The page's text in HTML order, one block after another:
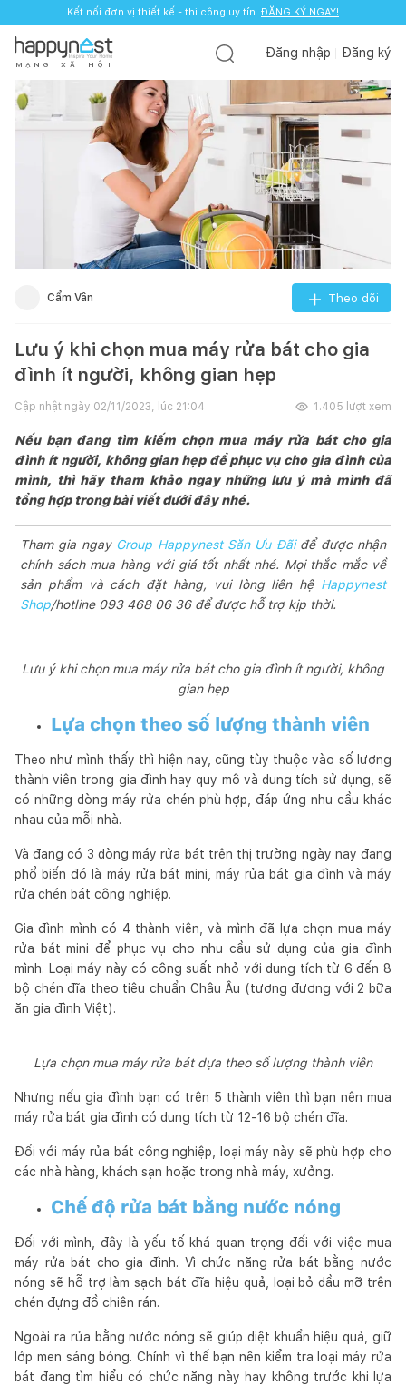
Kết nối đơn vị thiết kế - thi công uy tín. ĐĂNG KÝ NGAY!
M Ạ N G X Ã H Ộ I
Đăng nhập Đăng ký
Cẩm Vân Theo dõi
Lưu ý khi chọn mua máy rửa bát cho gia
đình ít người, không gian hẹp
Cập nhật ngày 02/11/2023, lúc 21:04 1.405 lượt xem
Nếu bạn đang tìm kiếm chọn mua máy rửa bát cho gia
đình ít người, không gian hẹp để phục vụ cho gia đình của
mình, thì hãy tham khảo ngay những lưu ý mà mình đã
tổng hợp trong bài viết dưới đây nhé.
Tham gia ngay Group Happynest Săn Ưu Đãi để được nhận
chính sách mua hàng với giá tốt nhất nhé. Mọi thắc mắc về
sản phẩm và cách đặt hàng, vui lòng liên hệ Happynest
Shop/hotline 093 468 06 36 để được hỗ trợ kịp thời.
Lưu ý khi chọn mua máy rửa bát cho gia đình ít người, không
gian hẹp
Lựa chọn theo số lượng thành viên
Theo như mình thấy thì hiện nay, cũng tùy thuộc vào số lượng
thành viên trong gia đình hay quy mô và dung tích sử dụng, sẽ
có những dòng máy rửa chén phù hợp, đáp ứng nhu cầu khác
nhau của mỗi nhà.
Và đang có 3 dòng máy rửa bát trên thị trường ngày nay đang
phổ biến đó là máy rửa bát mini, máy rửa bát gia đình và máy
rửa chén bát công nghiệp.
Gia đình mình có 4 thành viên, và mình đã lựa chọn mua máy
rửa bát mini để phục vụ cho nhu cầu sử dụng của gia đình
mình. Loại máy này có công suất nhỏ với dung tích từ 6 đến 8
bộ chén đĩa theo tiêu chuẩn Châu Âu (tương đương với 2 bữa
ăn gia đình Việt).
Lựa chọn mua máy rửa bát dựa theo số lượng thành viên
Nhưng nếu gia đình bạn có trên 5 thành viên thì bạn nên mua
máy rửa bát gia đình có dung tích từ 12-16 bộ chén đĩa.
Đối với máy rửa bát công nghiệp, loại máy này sẽ phù hợp cho
các nhà hàng, khách sạn hoặc trong nhà máy, xưởng.
Chế độ rửa bát bằng nước nóng
Đối với mình, đây là yếu tố khá quan trọng đối với việc mua
máy rửa bát cho gia đình. Vì chức năng rửa bát bằng nước
nóng sẽ hỗ trợ làm sạch bát đĩa hiệu quả, loại bỏ dầu mỡ trên
chén đựng đồ chiên rán.
Ngoài ra rửa bằng nước nóng sẽ giúp diệt khuẩn hiệu quả, giữ
lớp men sáng bóng. Chính vì thế bạn nên kiểm tra loại máy rửa
bát đang tìm hiểu có chức năng này hay không trước khi lựa